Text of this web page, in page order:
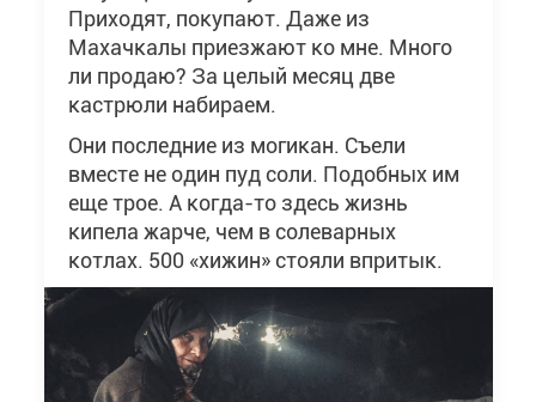
Приходят, покупают. Даже из
Махачкалы приезжают ко мне. Много
ли продаю? За целый месяц две
кастрюли набираем.
Они последние из могикан. Съели
вместе не один пуд соли. Подобных им
еще трое. А когда-то здесь жизнь
кипела жарче, чем в солеварных
котлах. 500 «хижин» стояли впритык.